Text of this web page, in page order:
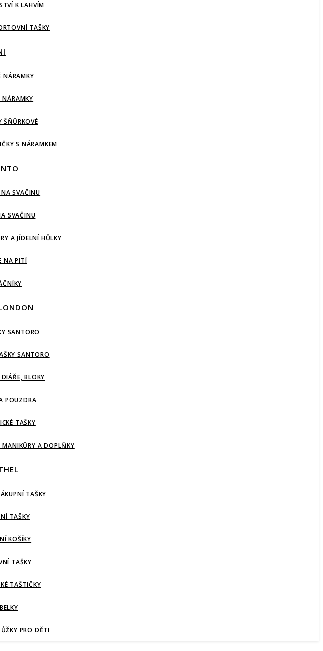
K LAHVÍM
TAŠKY
NÁRAMKY
NÁRAMKY
ŠŇŮRKOVÉ
S NÁRAMKEM
SVAČINU
SVAČINU
A JÍDELNÍ HŮLKY
NA PITÍ
SANTORO
SANTORO
BLOKY
POUZDRA
TAŠKY
A DOPLŇKY
TAŠKY
TAŠKY
KOŠÍKY
TAŠKY
TAŠTIČKY
PRO DĚTI